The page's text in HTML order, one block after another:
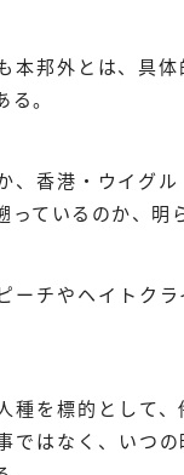
本邦外とは、具
。
、香港・ウイグ
っているのか、明
ーチやヘイトク
種を標的として
ではなく、いつ